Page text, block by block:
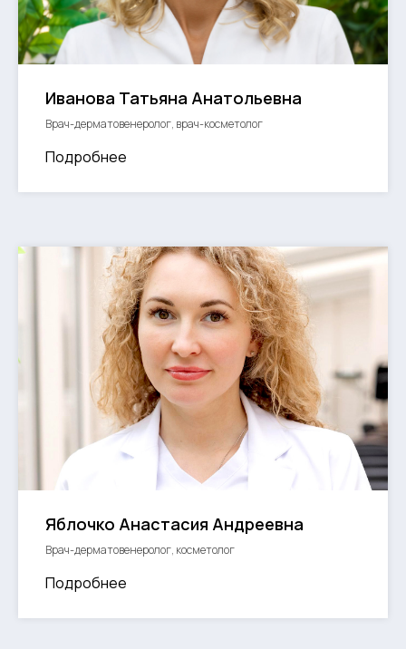
Иванова Татьяна Анатольевна
Врач-дерматовенеролог, врач-косметолог
Подробнее
Яблочко Анастасия Андреевна
Врач-дерматовенеролог, косметолог
Подробнее